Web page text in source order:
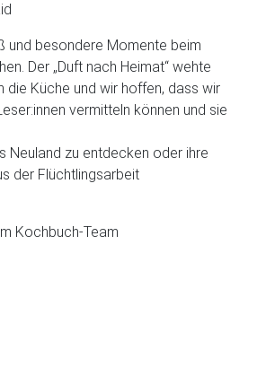
und besondere Momente beim
Der „Duft nach Heimat“ wehte
die Küche und wir hoffen, dass wir
vermitteln können und sie
Neuland zu entdecken oder ihre
der Flüchtlingsarbeit
Kochbuch-Team